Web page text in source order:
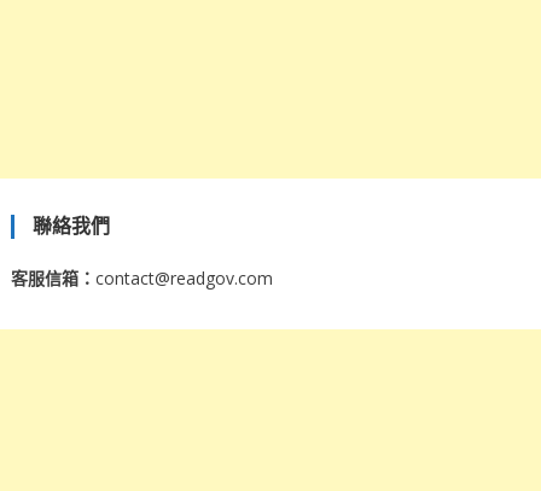
聯絡我們
客服信箱： contact@readgov.com